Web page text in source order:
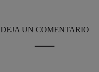
DEJA UN COMENTARIO